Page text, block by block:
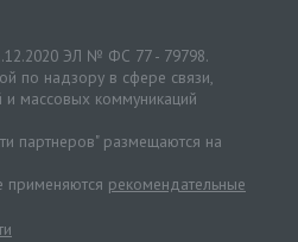
ЭЛ № ФС 77 - 79798.
по надзору в сфере связи,
массовых коммуникаций
партнеров" размещаются на
применяются рекомендательные